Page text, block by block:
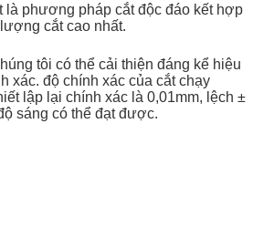
là phương pháp cắt độc đáo kết hợp
cắt cao nhất.
tôi có thể cải thiện đáng kể hiệu
xác. độ chính xác của cắt chạy
lập lại chính xác là 0,01mm, lệch ±
sáng có thể đạt được.